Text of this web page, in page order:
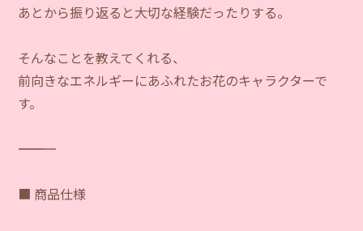
あとから振り返ると大切な経験だったりする。
そんなことを教えてくれる、
前向きなエネルギーにあふれたお花のキャラクターで
す。
―――――――――――
■ 商品仕様